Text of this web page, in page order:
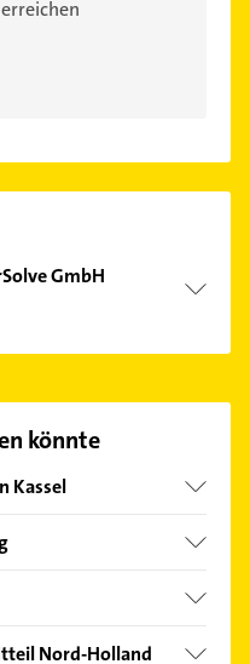
GmbH
könnte
Kassel
Nord-Holland